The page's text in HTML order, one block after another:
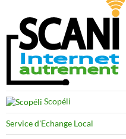
Scopéli
Service d'Echange Local